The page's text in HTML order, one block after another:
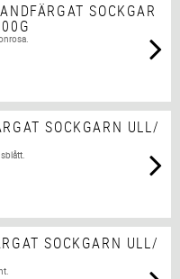
SOCKGAR
SOCKGARN ULL/
SOCKGARN ULL/